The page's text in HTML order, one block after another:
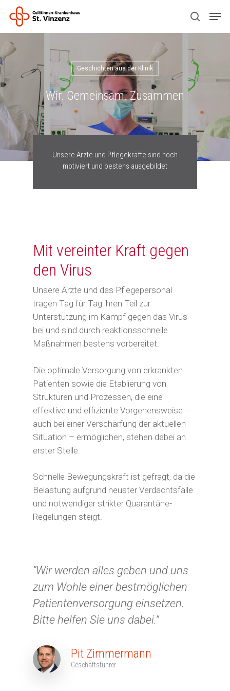
Drücken Sie ENTER zum Suchen oder ESC
zum Schließen.Geschichten aus der Klinik
Wir. Gemeinsam. Zusammen
Unsere Ärzte und Pflegekräfte sind hoch
motiviert und bestens ausgebildet
Mit vereinter Kraft gegen
den Virus
Unsere Ärzte und das Pflegepersonal
tragen Tag für Tag ihren Teil zur
Unterstützung im Kampf gegen das Virus
bei und sind durch reaktionsschnelle
Maßnahmen bestens vorbereitet.
Die optimale Versorgung von erkrankten
Patienten sowie die Etablierung von
Strukturen und Prozessen, die eine
effektive und effiziente Vorgehensweise –
auch bei einer Verschärfung der aktuellen
Situation – ermöglichen, stehen dabei an
erster Stelle.
Schnelle Bewegungskraft ist gefragt, da die
Belastung aufgrund neuster Verdachtsfälle
und notwendiger strikter Quarantäne-
Regelungen steigt.
“Wir werden alles geben und uns
zum Wohle einer bestmöglichen
Patientenversorgung einsetzen.
Bitte helfen Sie uns dabei.”
Pit Zimmermann
Geschäftsführer